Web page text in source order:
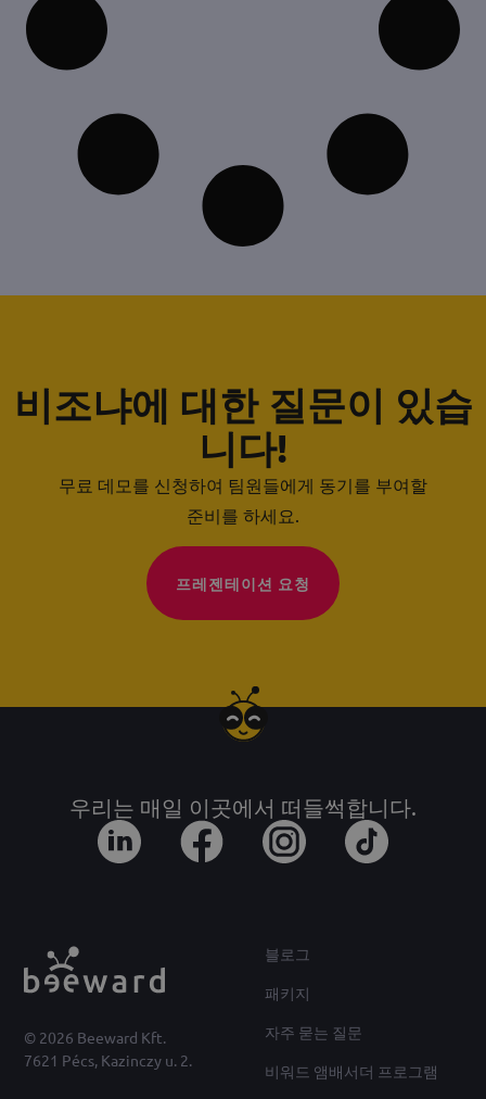
비조냐에 대한 질문이 있습
니다!
무료 데모를 신청하여 팀원들에게 동기를 부여할
준비를 하세요.
프레젠테이션 요청
© 2026 Beeward Kft.
7621 Pécs, Kazinczy u. 2.
우리는 매일 이곳에서 떠들썩합니다.
블로그
패키지
자주 묻는 질문
비워드 앰배서더 프로그램